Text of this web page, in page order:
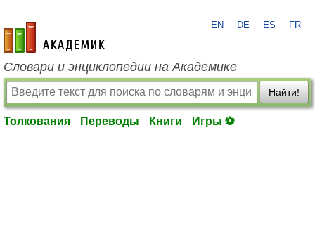
academic.ru
EN DE ES FR
Словари и энциклопедии на Академике
Найти!
Толкования Переводы Книги Игры ⚽